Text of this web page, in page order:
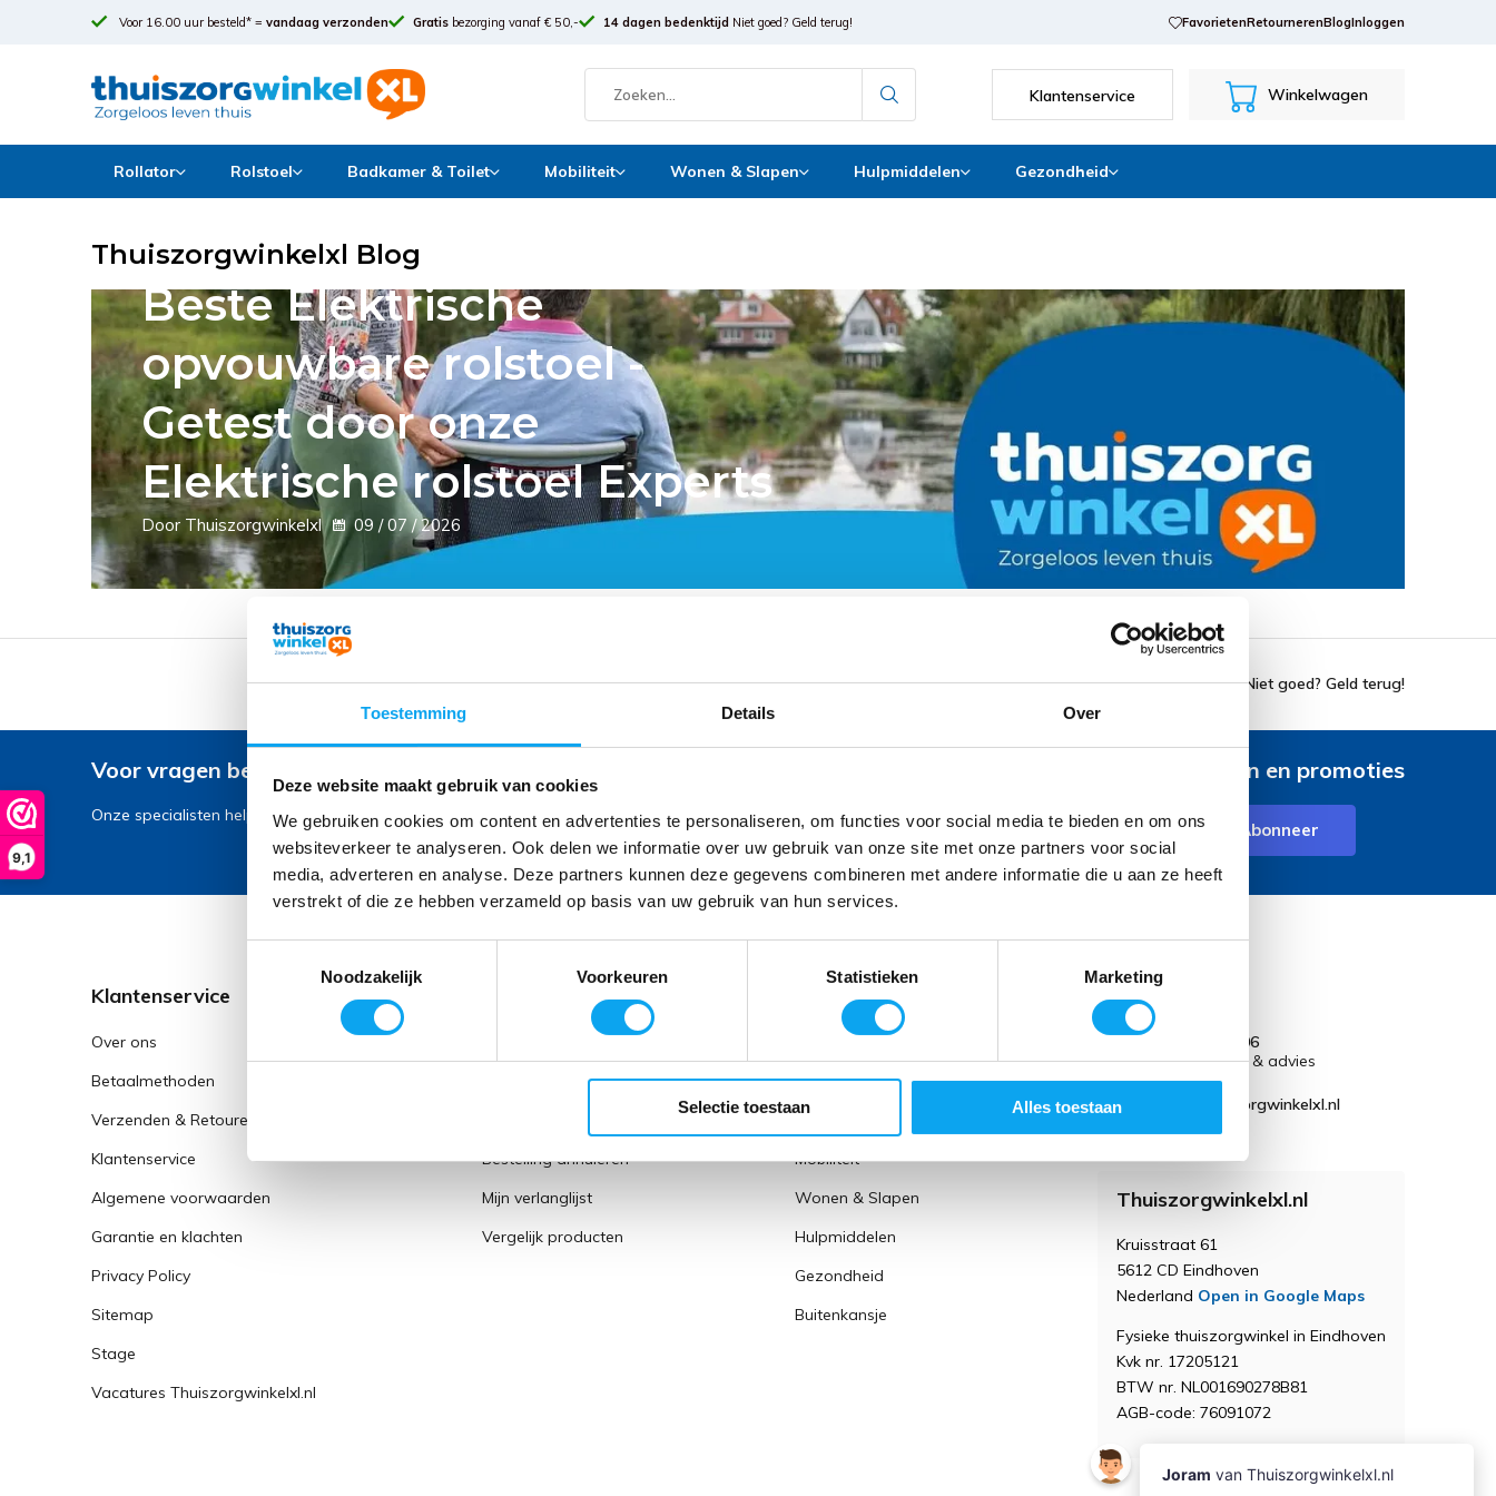
Toestemming Details Over
Deze website maakt gebruik van cookies
We gebruiken cookies om content en advertenties te personaliseren, om functies voor social media te bieden en om ons
websiteverkeer te analyseren. Ook delen we informatie over uw gebruik van onze site met onze partners voor social
media, adverteren en analyse. Deze partners kunnen deze gegevens combineren met andere informatie die u aan ze heeft
verstrekt of die ze hebben verzameld op basis van uw gebruik van hun services.
Noodzakelijk
Voorkeuren Statistieken Marketing
Selectie toestaan Alles toestaan
9,1
Voor 16.00 uur besteld* = vandaag verzonden Gratis bezorging vanaf € 50,- 14 dagen bedenktijd Niet goed? Geld terug! FavorietenRetournerenBlogInloggen
Klantenservice Winkelwagen
Rollator Rolstoel Badkamer & Toilet Mobiliteit Wonen & Slapen Hulpmiddelen Gezondheid
Thuiszorgwinkelxl Blog
THUISZORGWINKELXL BLOG
Beste Elektrische
opvouwbare rolstoel -
Getest door onze
Elektrische rolstoel Experts
Door Thuiszorgwinkelxl 09 / 07 / 2026
Voor 16.00 uur besteld* =vandaag verzonden Gratisbezorging vanaf € 50,- 14 dagen bedenktijdNiet goed? Geld terug!
Voor vragen bel 040 236 45 06
Onze specialisten helpen u graag
Ontvang de nieuwste aanbiedingen en promoties
Abonneer
* Lees hier de wettelijke beperkingen
Klantenservice
Over ons
Betaalmethoden
Verzenden & Retouren
Klantenservice
Algemene voorwaarden
Garantie en klachten
Privacy Policy
Sitemap
Stage
Vacatures Thuiszorgwinkelxl.nl
Mijn account
Mijn bestellingen
Bestelling annuleren
Mijn verlanglijst
Vergelijk producten
Categorieën
Rolstoel
Mobiliteit
Wonen & Slapen
Hulpmiddelen
Gezondheid
Buitenkansje
Contact
040 236 45 06
Voor vragen & advies
info@thuiszorgwinkelxl.nl
Thuiszorgwinkelxl.nl
Kruisstraat 61
5612 CD Eindhoven
Nederland Open in Google Maps
Fysieke thuiszorgwinkel in Eindhoven
Kvk nr. 17205121
BTW nr. NL001690278B81
AGB-code: 76091072